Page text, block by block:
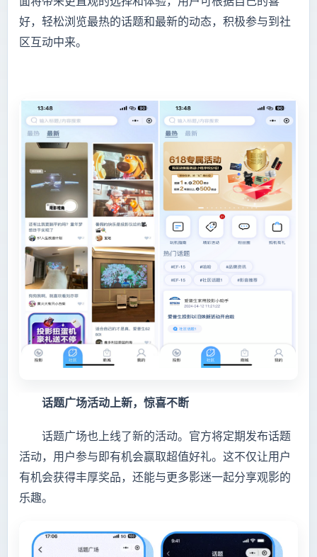
好，轻松浏览最热的话题和最新的动态，积极参与到社
区互动中来。
话题广场活动上新，惊喜不断
话题广场也上线了新的活动。官方将定期发布话题
活动，用户参与即有机会赢取超值好礼。这不仅让用户
有机会获得丰厚奖品，还能与更多影迷一起分享观影的
乐趣。